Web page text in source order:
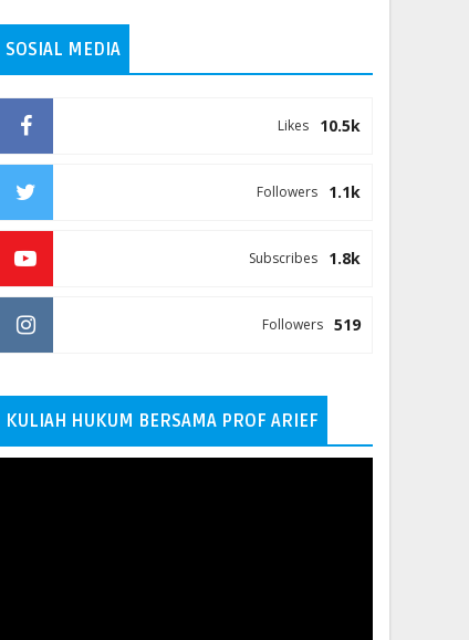
SOSIAL MEDIA
10.5k
Likes
1.1k
Followers
1.8k
Subscribes
519
Followers
KULIAH HUKUM BERSAMA PROF ARIEF